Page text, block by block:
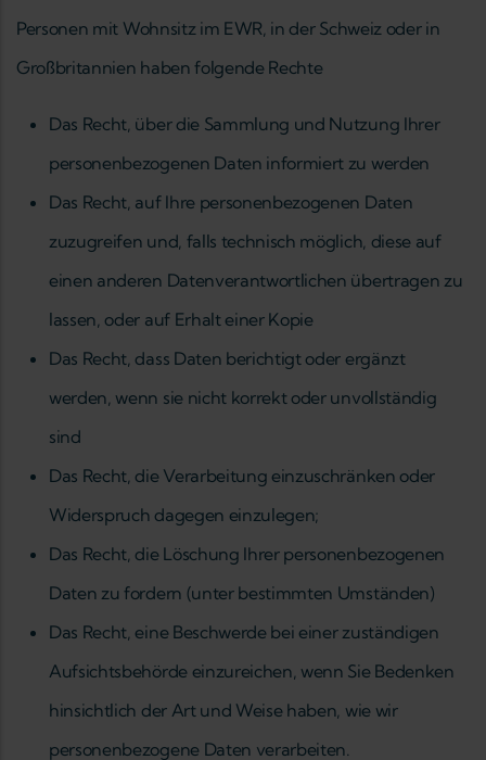
Personen mit Wohnsitz im EWR, in der Schweiz oder in
Großbritannien haben folgende Rechte
Das Recht, über die Sammlung und Nutzung Ihrer
personenbezogenen Daten informiert zu werden
Das Recht, auf Ihre personenbezogenen Daten
zuzugreifen und, falls technisch möglich, diese auf
einen anderen Datenverantwortlichen übertragen zu
lassen, oder auf Erhalt einer Kopie
Das Recht, dass Daten berichtigt oder ergänzt
werden, wenn sie nicht korrekt oder unvollständig
sind
Das Recht, die Verarbeitung einzuschränken oder
Widerspruch dagegen einzulegen;
Das Recht, die Löschung Ihrer personenbezogenen
Daten zu fordern (unter bestimmten Umständen)
Das Recht, eine Beschwerde bei einer zuständigen
Aufsichtsbehörde einzureichen, wenn Sie Bedenken
hinsichtlich der Art und Weise haben, wie wir
personenbezogene Daten verarbeiten.